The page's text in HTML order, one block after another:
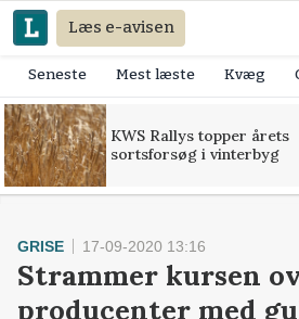
Læs e-avisen
Seneste Mest læste Kvæg
KWS Rallys topper årets
sortsforsøg i vinterbyg
GRISE 17-09-2020 13:16
Strammer kursen
producenter med